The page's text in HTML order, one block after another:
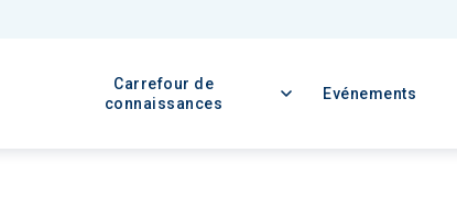
Carrefour de
connaissances
Evénements